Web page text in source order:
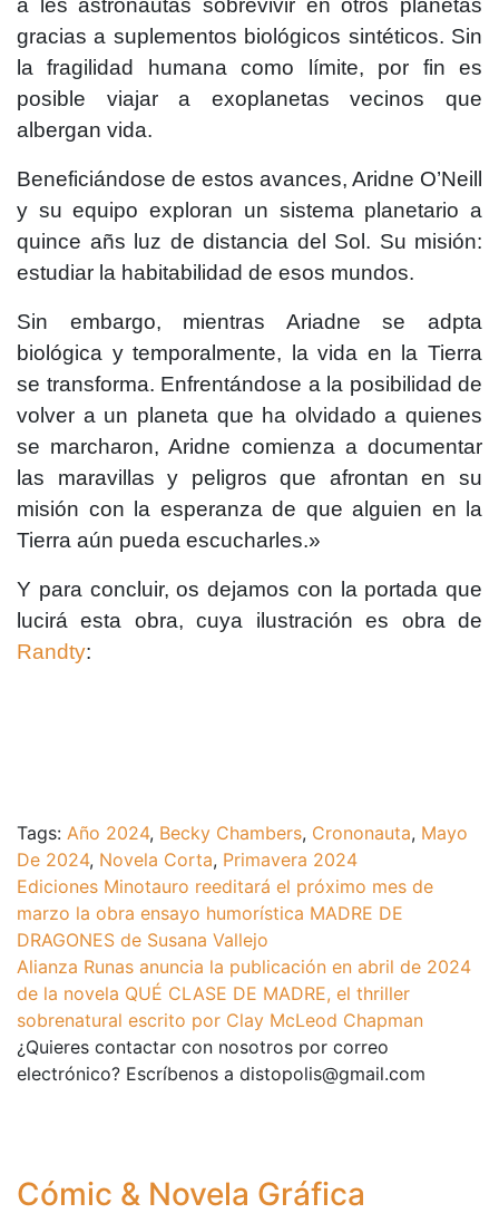
a les astronautas sobrevivir en otros planetas
gracias a suplementos biológicos sintéticos. Sin
la fragilidad humana como límite, por fin es
posible viajar a exoplanetas vecinos que
albergan vida.
Beneficiándose de estos avances, Aridne O’Neill
y su equipo exploran un sistema planetario a
quince añs luz de distancia del Sol. Su misión:
estudiar la habitabilidad de esos mundos.
Sin embargo, mientras Ariadne se adpta
biológica y temporalmente, la vida en la Tierra
se transforma. Enfrentándose a la posibilidad de
volver a un planeta que ha olvidado a quienes
se marcharon, Aridne comienza a documentar
las maravillas y peligros que afrontan en su
misión con la esperanza de que alguien en la
Tierra aún pueda escucharles.»
Y para concluir, os dejamos con la portada que
lucirá esta obra, cuya ilustración es obra de
Randty:
Tags: Año 2024, Becky Chambers, Crononauta, Mayo
De 2024, Novela Corta, Primavera 2024
Navegación
de
entradas
Ediciones Minotauro reeditará el próximo mes de
marzo la obra ensayo humorística MADRE DE
DRAGONES de Susana Vallejo
Alianza Runas anuncia la publicación en abril de 2024
de la novela QUÉ CLASE DE MADRE, el thriller
sobrenatural escrito por Clay McLeod Chapman
¿Quieres contactar con nosotros por correo
electrónico? Escríbenos a distopolis@gmail.com
Cómic & Novela Gráfica